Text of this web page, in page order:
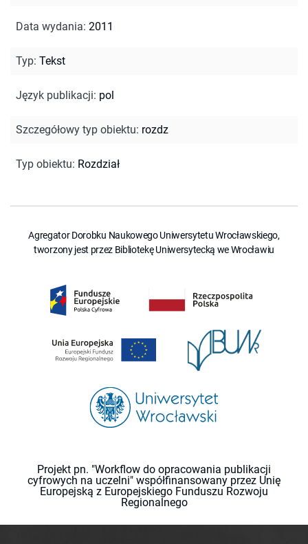
Data wydania: 2011
Typ: Tekst
Język publikacji: pol
Szczegółowy typ obiektu: rozdz
Typ obiektu: Rozdział
Agregator Dorobku Naukowego Uniwersytetu Wrocławskiego,
tworzony jest przez Bibliotekę Uniwersytecką we Wrocławiu
Projekt pn. "Workflow do opracowania publikacji
cyfrowych na uczelni" współfinansowany przez Unię
Europejską z Europejskiego Funduszu Rozwoju
Regionalnego